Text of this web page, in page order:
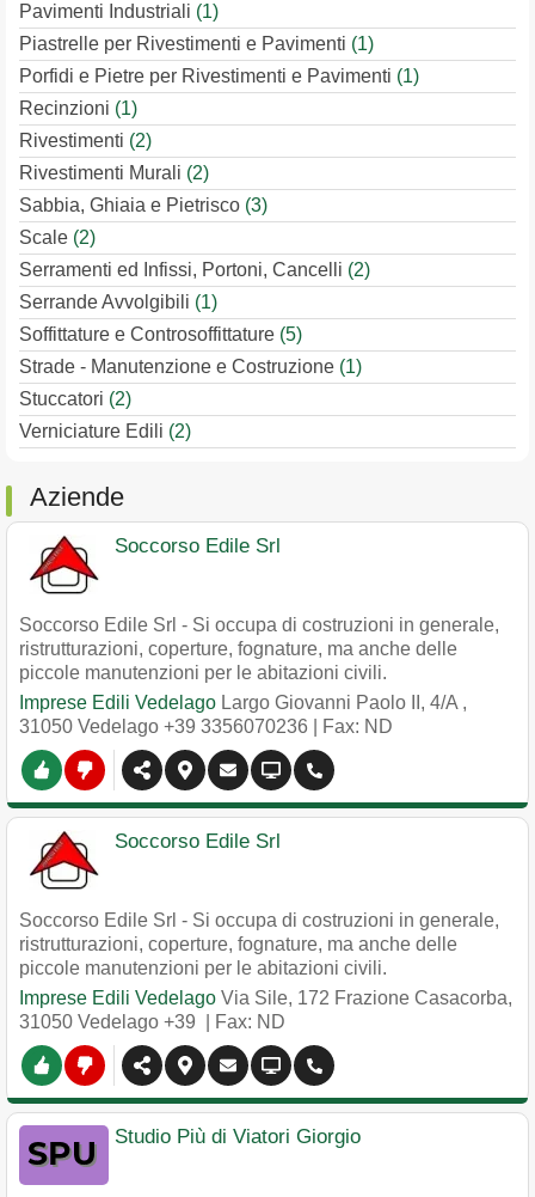
Pavimenti Industriali (1)
Piastrelle per Rivestimenti e Pavimenti (1)
Porfidi e Pietre per Rivestimenti e Pavimenti (1)
Recinzioni (1)
Rivestimenti (2)
Rivestimenti Murali (2)
Sabbia, Ghiaia e Pietrisco (3)
Scale (2)
Serramenti ed Infissi, Portoni, Cancelli (2)
Serrande Avvolgibili (1)
Soffittature e Controsoffittature (5)
Strade - Manutenzione e Costruzione (1)
Stuccatori (2)
Verniciature Edili (2)
Aziende
Soccorso Edile Srl
Soccorso Edile Srl - Si occupa di costruzioni in generale,
ristrutturazioni, coperture, fognature, ma anche delle
piccole manutenzioni per le abitazioni civili.
Imprese Edili Vedelago Largo Giovanni Paolo II, 4/A ,
31050 Vedelago +39 3356070236 | Fax: ND
Soccorso Edile Srl
Soccorso Edile Srl - Si occupa di costruzioni in generale,
ristrutturazioni, coperture, fognature, ma anche delle
piccole manutenzioni per le abitazioni civili.
Imprese Edili Vedelago Via Sile, 172 Frazione Casacorba,
31050 Vedelago +39 | Fax: ND
Studio Più di Viatori Giorgio